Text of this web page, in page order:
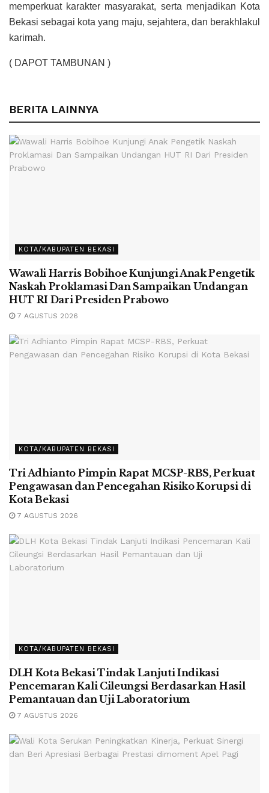
memperkuat karakter masyarakat, serta menjadikan Kota
Bekasi sebagai kota yang maju, sejahtera, dan berakhlakul
karimah.
( DAPOT TAMBUNAN )
BERITA LAINNYA
KOTA/KABUPATEN BEKASI
Wawali Harris Bobihoe Kunjungi Anak Pengetik
Naskah Proklamasi Dan Sampaikan Undangan
HUT RI Dari Presiden Prabowo
7 AGUSTUS 2026
KOTA/KABUPATEN BEKASI
Tri Adhianto Pimpin Rapat MCSP-RBS, Perkuat
Pengawasan dan Pencegahan Risiko Korupsi di
Kota Bekasi
7 AGUSTUS 2026
KOTA/KABUPATEN BEKASI
DLH Kota Bekasi Tindak Lanjuti Indikasi
Pencemaran Kali Cileungsi Berdasarkan Hasil
Pemantauan dan Uji Laboratorium
7 AGUSTUS 2026